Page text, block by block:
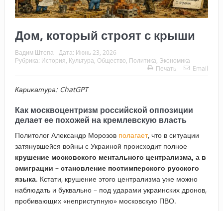
Дом, который строят с крыши
Вадим Штепа Дата: Июнь 23, 2026
Рубрика: История Культура Общество Политика Экономика
Печать
Email
Карикатура: ChatGPT
Как москвоцентризм российской оппозиции
делает ее похожей на кремлевскую власть
Политолог Александр Морозов полагает, что в ситуации
затянувшейся войны с Украиной происходит полное
крушение московского ментального централизма, а в
эмиграции – становление постимперского русского
языка. Кстати, крушение этого централизма уже можно
наблюдать и буквально – под ударами украинских дронов,
пробивающих «неприступную» московскую ПВО.